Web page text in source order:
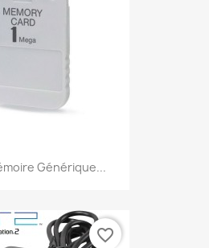
Générique...
favorite_border